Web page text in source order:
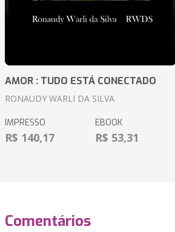
AMOR : TUDO ESTÁ CONECTADO
RONAUDY WARLI DA SILVA
IMPRESSO
R$ 140,17
EBOOK
R$ 53,31
Comentários